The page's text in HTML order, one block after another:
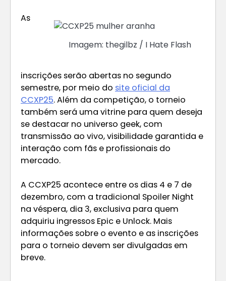
Imagem: thegilbz / I Hate Flash
As
inscrições serão abertas no segundo
semestre, por meio do site oficial da
CCXP25. Além da competição, o torneio
também será uma vitrine para quem deseja
se destacar no universo geek, com
transmissão ao vivo, visibilidade garantida e
interação com fãs e profissionais do
mercado.
A CCXP25 acontece entre os dias 4 e 7 de
dezembro, com a tradicional Spoiler Night
na véspera, dia 3, exclusiva para quem
adquiriu ingressos Epic e Unlock. Mais
informações sobre o evento e as inscrições
para o torneio devem ser divulgadas em
breve.